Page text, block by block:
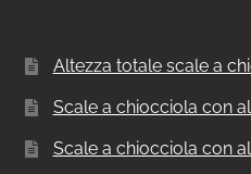
Altezza totale scale a
Scale a chiocciola con
Scale a chiocciola con